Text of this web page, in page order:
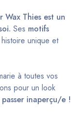
Wax Thies est un
Ses motifs
unique et
à toutes vos
pour un look
inaperçu/e !